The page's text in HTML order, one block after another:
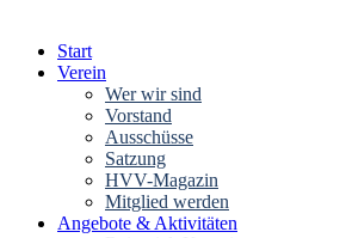
Start
Verein
Wer wir sind
Vorstand
Ausschüsse
Satzung
HVV-Magazin
Mitglied werden
Angebote & Aktivitäten